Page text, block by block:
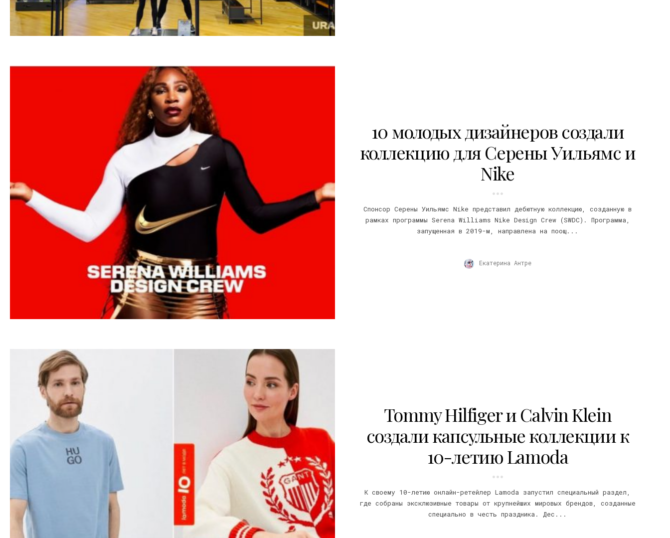
10 молодых дизайнеров создали
коллекцию для Серены Уильямс и
Nike
Спонсор Серены Уильямс Nike представил дебютную коллекцию, созданную в
рамках программы Serena Williams Nike Design Crew (SWDC). Программа,
запущенная в 2019-м, направлена на поощ...
Екатерина Антре
Tommy Hilfiger и Calvin Klein
создали капсульные коллекции к
10-летию Lamoda
К своему 10-летию онлайн-ретейлер Lamoda запустил специальный раздел,
где собраны эксклюзивные товары от крупнейших мировых брендов, созданные
специально в честь праздника. Дес...